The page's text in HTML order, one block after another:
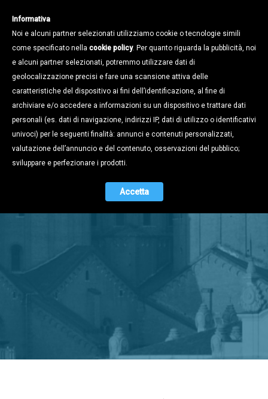
Stampa e
Territorio
Informativa
Noi e alcuni partner selezionati utilizziamo cookie o tecnologie simili
come specificato nella cookie policy. Per quanto riguarda la pubblicità, noi
e alcuni partner selezionati, potremmo utilizzare dati di
geolocalizzazione precisi e fare una scansione attiva delle
caratteristiche del dispositivo ai fini dell’identificazione, al fine di
archiviare e/o accedere a informazioni su un dispositivo e trattare dati
personali (es. dati di navigazione, indirizzi IP, dati di utilizzo o identificativi
univoci) per le seguenti finalità: annunci e contenuti personalizzati,
valutazione dell’annuncio e del contenuto, osservazioni del pubblico;
sviluppare e perfezionare i prodotti.
Accetta